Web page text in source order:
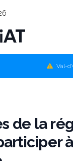
Val-
de la